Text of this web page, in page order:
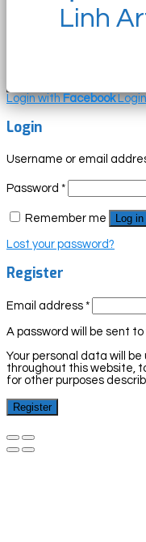
Linh
Login withFacebook
Login
Username or email
Password *
Remember me Log in
Lost your password?
Register
Email address *
A password will be sent
Your personal data will
throughout this website,
for other purposes
Register